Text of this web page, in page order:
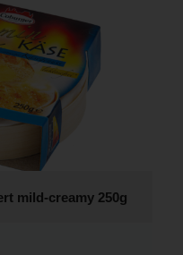
mild-creamy 250g